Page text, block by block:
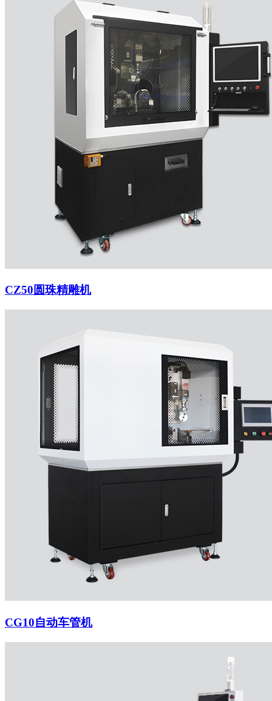
CZ50圆珠精雕机
CG10自动车管机